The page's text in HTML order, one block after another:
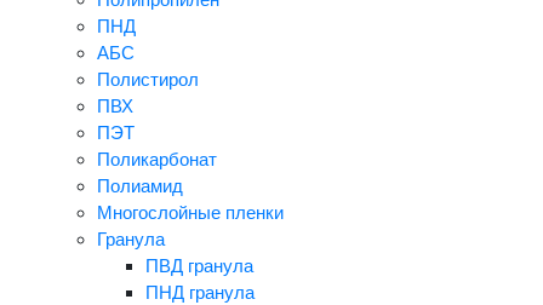
ПНД
АБС
Полистирол
ПВХ
ПЭТ
Поликарбонат
Полиамид
Многослойные пленки
Гранула
ПВД гранула
ПНД гранула